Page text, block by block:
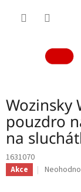
Wozinsky
pouzdro
na
1631070
Akce
Průměrné